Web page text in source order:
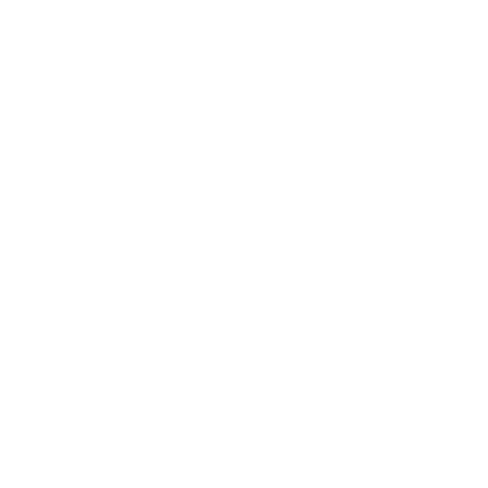
al día siguiente, ni siquiera le recordara.
estaba bien sola, y odiaba encariñarse con los
cosas, quizás me equivocaba y no era ninguna
idea sobre mí, no conocía mis gustos en lo